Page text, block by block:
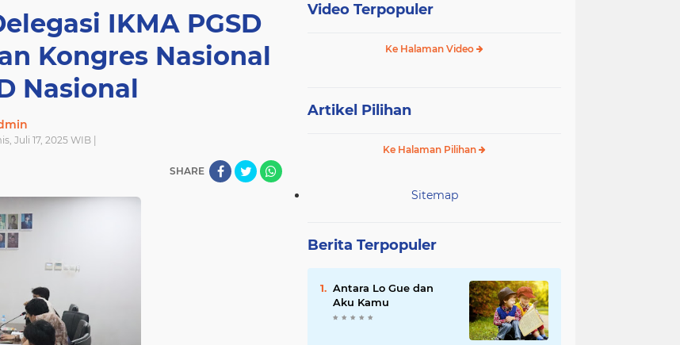
IKMA PGSD
Kongres Nasional
Nasional
Juli 17, 2025 WIB |
SHARE
Video Terpopuler
Ke Halaman Video
Artikel Pilihan
Ke Halaman Pilihan
Sitemap
Berita Terpopuler
Antara Lo Gue dan
Aku Kamu